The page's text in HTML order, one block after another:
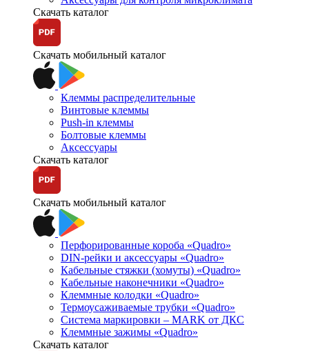
Скачать каталог
Скачать мобильный каталог
Клеммы распределительные
Винтовые клеммы
Push-in клеммы
Болтовые клеммы
Аксессуары
Скачать каталог
Скачать мобильный каталог
Перфорированные короба «Quadro»
DIN-рейки и аксессуары «Quadro»
Кабельные стяжки (хомуты) «Quadro»
Кабельные наконечники «Quadro»
Клеммные колодки «Quadro»
Термоусаживаемые трубки «Quadro»
Система маркировки – MARK от ДКС
Клеммные зажимы «Quadro»
Скачать каталог